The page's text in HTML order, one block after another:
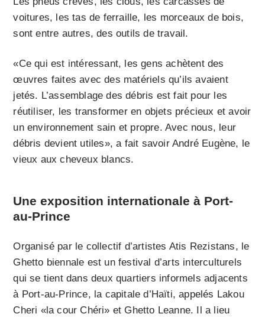
voitures, les tas de ferraille, les morceaux de bois,
sont entre autres, des outils de travail.
«Ce qui est intéressant, les gens achètent des
œuvres faites avec des matériels qu’ils avaient
jetés. L’assemblage des débris est fait pour les
réutiliser, les transformer en objets précieux et avoir
un environnement sain et propre. Avec nous, leur
débris devient utiles», a fait savoir André Eugène, le
vieux aux cheveux blancs.
Une exposition internationale à Port-
au-Prince
Organisé par le collectif d’artistes Atis Rezistans, le
Ghetto biennale est un festival d’arts interculturels
qui se tient dans deux quartiers informels adjacents
à Port-au-Prince, la capitale d’Haïti, appelés Lakou
Cheri «la cour Chéri» et Ghetto Leanne. Il a lieu